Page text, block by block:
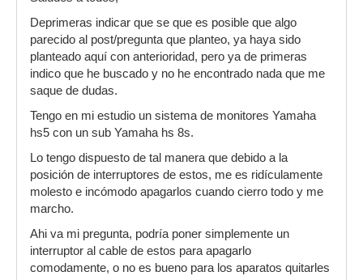
Deprimeras indicar que se que es posible que algo
parecido al post/pregunta que planteo, ya haya sido
planteado aquí con anterioridad, pero ya de primeras
indico que he buscado y no he encontrado nada que me
saque de dudas.
Tengo en mi estudio un sistema de monitores Yamaha
hs5 con un sub Yamaha hs 8s.
Lo tengo dispuesto de tal manera que debido a la
posición de interruptores de estos, me es ridículamente
molesto e incómodo apagarlos cuando cierro todo y me
marcho.
Ahi va mi pregunta, podría poner simplemente un
interruptor al cable de estos para apagarlo
comodamente, o no es bueno para los aparatos quitarles